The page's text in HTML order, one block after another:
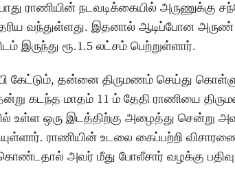
ராணியின் நடவடிக்கையில் அருணுக்கு
வந்துள்ளது. இதனால் ஆடிப்போன
இருந்து ரூ.1.5 லட்சம் பெற்றுள்ளார்.
கேட்டும், தன்னை திருமணம் செய்து
கடந்த மாதம் 11 ம் தேதி ராணியை
உள்ள ஒரு இடத்திற்கு அழைத்து சென்று
ராணியின் உடலை கைப்பற்றி
அவர் மீது போலீசார் வழக்கு